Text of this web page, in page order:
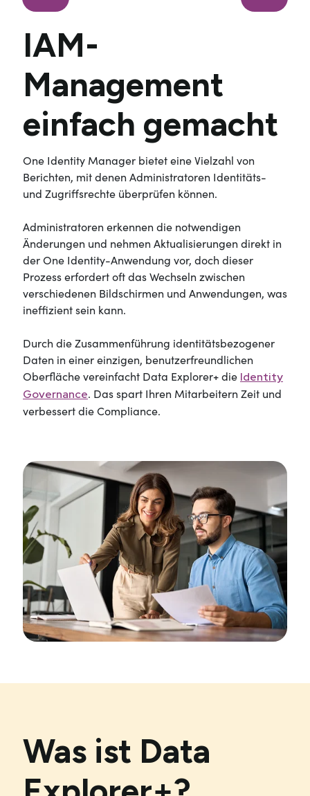
IAM-
Management
einfach gemacht
One Identity Manager bietet eine Vielzahl von
Berichten, mit denen Administratoren Identitäts-
und Zugriffsrechte überprüfen können.
Administratoren erkennen die notwendigen
Änderungen und nehmen Aktualisierungen direkt in
der One Identity-Anwendung vor, doch dieser
Prozess erfordert oft das Wechseln zwischen
verschiedenen Bildschirmen und Anwendungen, was
ineffizient sein kann.
Durch die Zusammenführung identitätsbezogener
Daten in einer einzigen, benutzerfreundlichen
Oberfläche vereinfacht Data Explorer+ die Identity
Governance. Das spart Ihren Mitarbeitern Zeit und
verbessert die Compliance.
Was ist Data